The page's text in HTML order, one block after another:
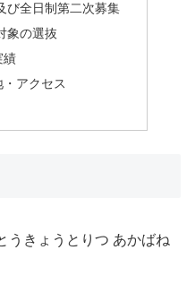
び全日制第二次募集
象の選抜
績
アクセス
うきょうとりつ あかばね